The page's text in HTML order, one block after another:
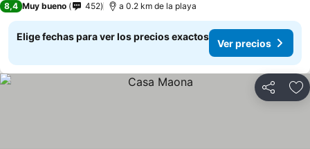
8,4 Muy bueno 452 a 0.2 km de la playa
Elige fechas para ver los precios exactos
Ver precios
Compartir